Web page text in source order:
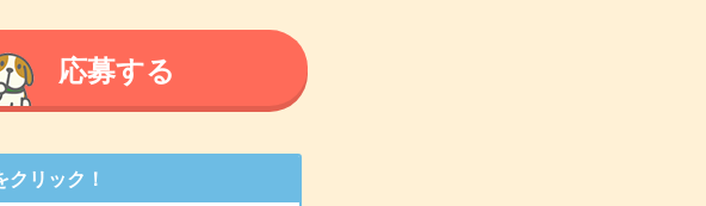
応募する
リック！